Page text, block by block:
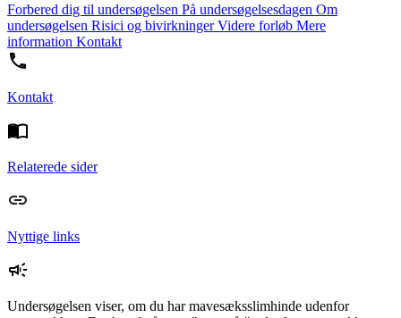
Forbered dig til undersøgelsen På undersøgelsesdagen Om
undersøgelsen Risici og bivirkningerVidere forløb Mere
information Kontakt
Kontakt
Relaterede sider
Nyttige links
Undersøgelsen viser, om du har mavesæksslimhinde udenfor